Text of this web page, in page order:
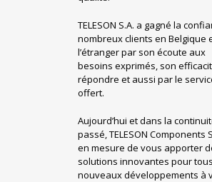
TELESON S.A. a gagné la
nombreux clients en Belgique
l’étranger par son écoute aux
besoins exprimés, son
répondre et aussi par le
offert.
Aujourd’hui et dans la
passé, TELESON Components
en mesure de vous apporter
solutions innovantes pour
nouveaux développements à